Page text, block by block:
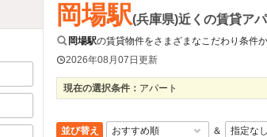
岡場駅(兵庫県)近くの賃貸ア
岡場駅の賃貸物件をさまざまなこだわり条件
2026年08月07日更新
現在の選択条件： アパート
並び替え ＆